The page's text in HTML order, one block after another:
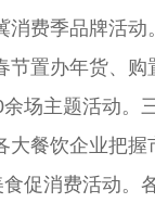
消费季品牌活动
节置办年货、购
场主题活动。
大餐饮企业把握
促消费活动。